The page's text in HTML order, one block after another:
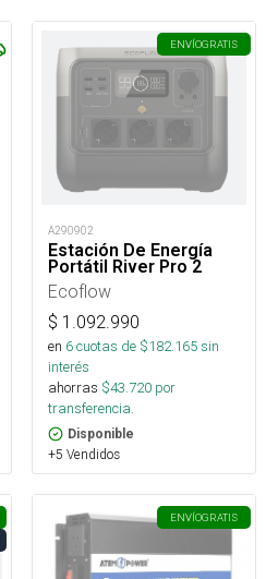
ENVÍOGRATIS
A290902
Estación De Energía
Portátil River Pro 2
Ecoflow
$ 1.092.990
en 6cuotas de $182.165sin
interés
ahorras $43.720 por
transferencia.
Disponible
+5 Vendidos
ENVÍOGRATIS